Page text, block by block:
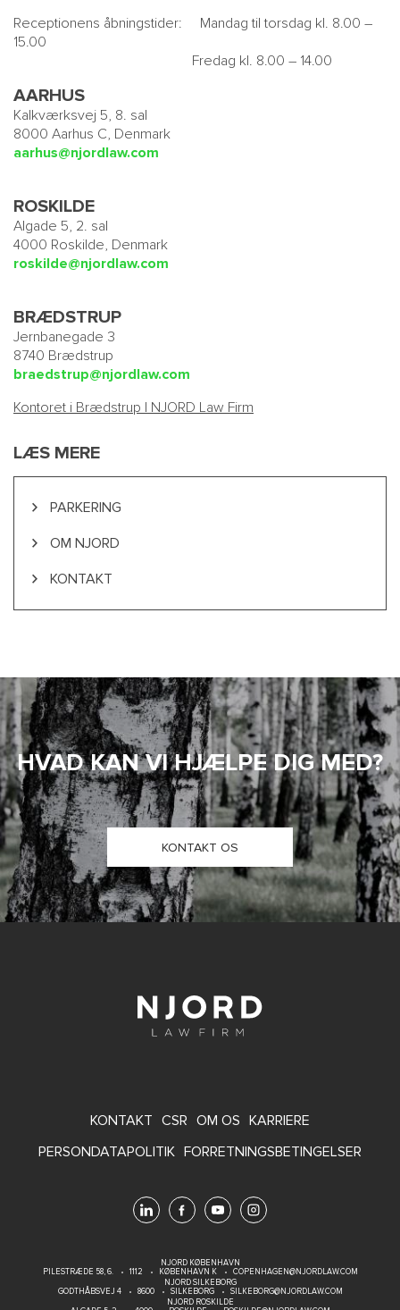
Receptionens åbningstider: Mandag til torsdag kl. 8.00 –
15.00
Fredag kl. 8.00 – 14.00
AARHUS
Kalkværksvej 5, 8. sal
8000 Aarhus C, Denmark
aarhus@njordlaw.com
ROSKILDE
Algade 5, 2. sal
4000 Roskilde, Denmark
roskilde@njordlaw.com
BRÆDSTRUP
Jernbanegade 3
8740 Brædstrup
braedstrup@njordlaw.com
Kontoret i Brædstrup | NJORD Law Firm
LÆS MERE
PARKERING
OM NJORD
KONTAKT
HVAD KAN VI HJÆLPE DIG MED?
KONTAKT OS
FOOTER
MENU
KONTAKT CSR OM OS KARRIERE
PERSONDATAPOLITIK FORRETNINGSBETINGELSER
NJORD KØBENHAVN
PILESTRÆDE 58, 6.
1112 KØBENHAVN K
COPENHAGEN@NJORDLAW.COM
NJORD SILKEBORG
GODTHÅBSVEJ 4
8600 SILKEBORG
SILKEBORG@NJORDLAW.COM
NJORD ROSKILDE